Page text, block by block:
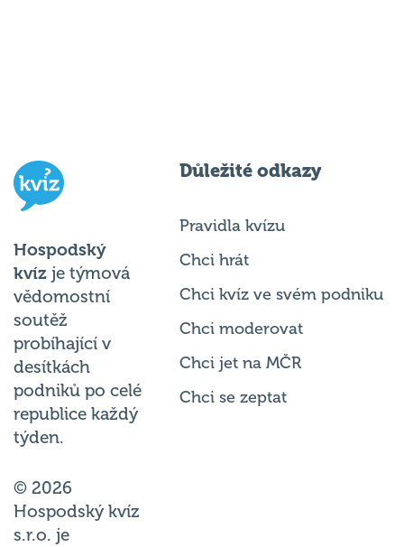
Hospodský
kvíz je týmová
vědomostní
soutěž
probíhající v
desítkách
podniků po celé
republice každý
týden.
© 2026
Hospodský kvíz
s.r.o. je
Důležité odkazy
Pravidla kvízu
Chci hrát
Chci kvíz ve svém podniku
Chci moderovat
Chci jet na MČR
Chci se zeptat